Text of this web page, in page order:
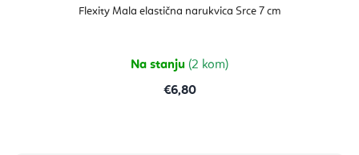
Flexity Mala elastična narukvica Srce 7 cm
proizvoda
je
zvjezdica.
Na stanju (2 kom)
€6,80